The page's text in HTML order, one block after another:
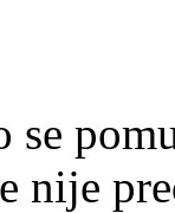
se
nije